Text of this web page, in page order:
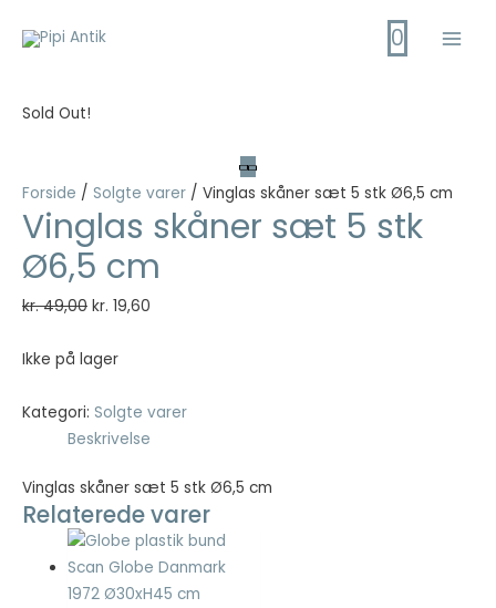
0
Sold Out!
Forside / Solgte varer / Vinglas skåner sæt 5 stk Ø6,5 cm
Vinglas skåner sæt 5 stk
Ø6,5 cm
kr.49,00 Den
pris
kr. 49,00.
kr. 19,60
kr. 19,60.
Ikke på lager
Kategori: Solgte varer
Beskrivelse
Vinglas skåner sæt 5 stk Ø6,5 cm
Relaterede varer
Nødvendig
Nødvendige
cookies hjælper